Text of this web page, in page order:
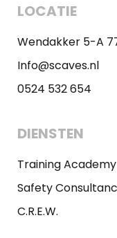
LOCATIE
Wendakker 5-A
Info@scaves.nl
0524 532 654
DIENSTEN
Training Academy
Safety
C.R.E.W.